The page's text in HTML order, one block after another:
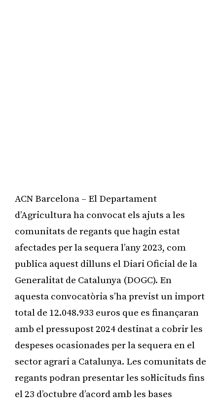
ACN Barcelona – El Departament
d’Agricultura ha convocat els ajuts a les
comunitats de regants que hagin estat
afectades per la sequera l’any 2023, com
publica aquest dilluns el Diari Oficial de la
Generalitat de Catalunya (DOGC). En
aquesta convocatòria s’ha previst un import
total de 12.048.933 euros que es finançaran
amb el pressupost 2024 destinat a cobrir les
despeses ocasionades per la sequera en el
sector agrari a Catalunya. Les comunitats de
regants podran presentar les sol·licituds fins
el 23 d’octubre d’acord amb les bases